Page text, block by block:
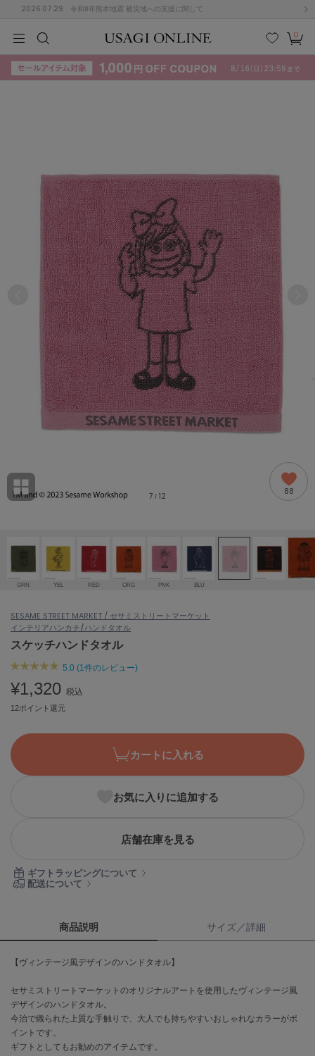
2026.07.29 令和8年熊本地震 被災地への支援に関して
検索
お気
に入
カー
ト
0
KIDSBABYBEAUTYLIFE STYLE
ームウェア (535)
ョン雑貨 (865)
ェア (121)
(124)
KIDSBABYBEAUTYLIFE STYLE
Q R S T U
X Y Z
その
他
アシーム
アディダス
adidas by Stella McCartney
アディダス バイ ステラマッカートニー
ALLISON BROWN
アリソンブラウン
Ame no chi Hare
アメノチハレ
アニュアンス
アンヌーク
ASICS
Ballelite
BANDOLIER
バンドリヤー
セロン
Clarks Premium
クラークス
7 / 12 88
GRN YEL RED ORG PNK BLU
SESAME STREET MARKET / セサミストリートマーケット
インテリアハンカチ/ハンドタオル
スケッチハンドタオル
5.0 (1件のレビュー)
¥1,320 税込
12ポイント還元
カートに入れる
お気に入りに追加する
店舗在庫を見る
ギフトラッピングについて
配送について
商品説明 サイズ／詳細
【ヴィンテージ風デザインのハンドタオル】
セサミストリートマーケットのオリジナルアートを使用したヴィンテージ風
デザインのハンドタオル。
今治で織られた上質な手触りで、大人でも持ちやすいおしゃれなカラーがポ
イントです。
ギフトとしてもお勧めのアイテムです。